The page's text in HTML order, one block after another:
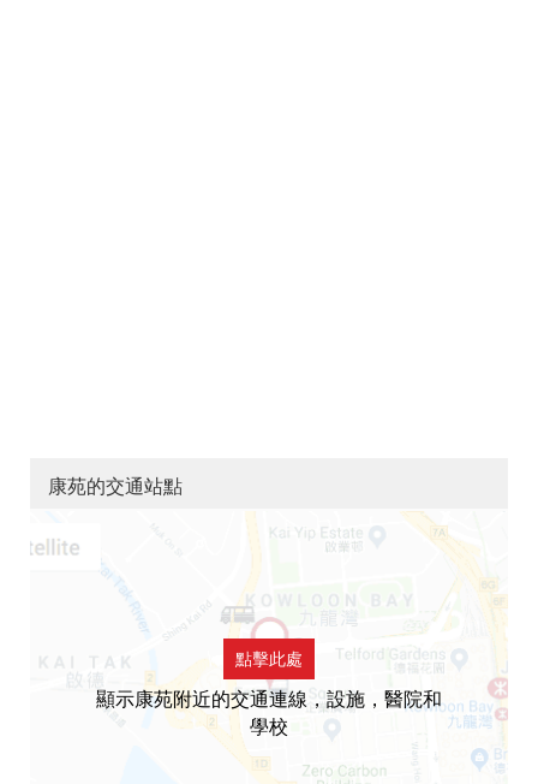
康苑的交通站點
點擊此處
顯示康苑附近的交通連線，設施，醫院和
學校